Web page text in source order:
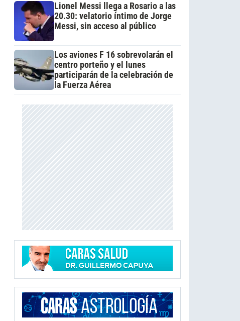
Lionel Messi llega a Rosario a las
20.30: velatorio íntimo de Jorge
Messi, sin acceso al público
Los aviones F 16 sobrevolarán el
centro porteño y el lunes
participarán de la celebración de
la Fuerza Aérea